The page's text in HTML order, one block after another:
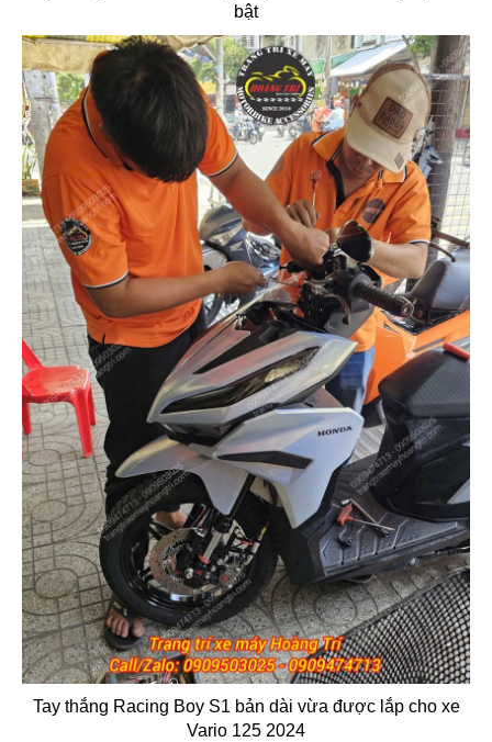
bật
Tay thắng Racing Boy S1 bản dài vừa được lắp cho xe
Vario 125 2024